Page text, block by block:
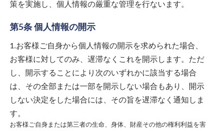
策を実施し、個人情報の厳重な管理を行ないます。
第5条 個人情報の開示
1.お客様ご自身から個人情報の開示を求められた場合、
お客様に対してのみ、遅滞なくこれを開示します。ただ
し、開示することにより次のいずれかに該当する場合
は、その全部または一部を開示しない場合もあり、開示
しない決定をした場合には、その旨を遅滞なく通知しま
す。
お客様ご自身または第三者の生命、身体、財産その他の権利利益を害